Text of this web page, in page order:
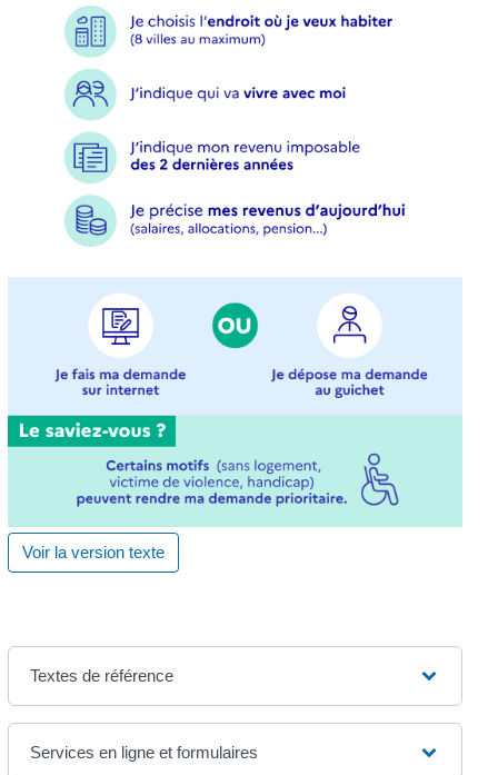
Voir la version texte
Textes de référence
Services en ligne et formulaires